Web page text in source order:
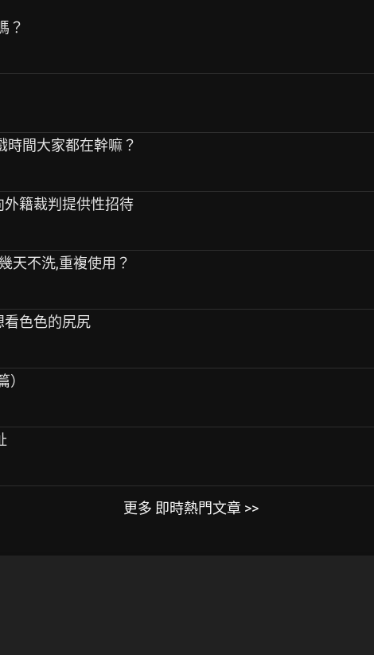
？
時間大家都在幹嘛？
外籍裁判提供性招待
天不洗,重複使用？
看色色的尻尻
）
更多 即時熱門文章 >>